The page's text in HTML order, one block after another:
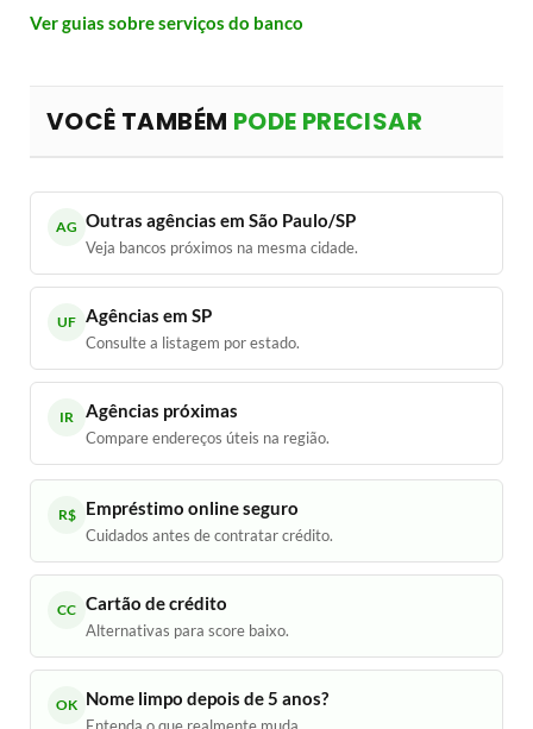
Ver guias sobre serviços do banco
VOCÊ TAMBÉM PODE PRECISAR
AG Outras agências em São Paulo/SP
Veja bancos próximos na mesma cidade.
UF Agências em SP
Consulte a listagem por estado.
IR Agências próximas
Compare endereços úteis na região.
R$ Empréstimo online seguro
Cuidados antes de contratar crédito.
CC Cartão de crédito
Alternativas para score baixo.
OK Nome limpo depois de 5 anos?